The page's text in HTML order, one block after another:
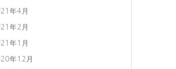
年4月
年2月
年1月
年12月